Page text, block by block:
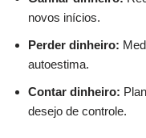
novos inícios.
Perder dinheiro:
autoestima.
Contar dinheiro:
desejo de controle.